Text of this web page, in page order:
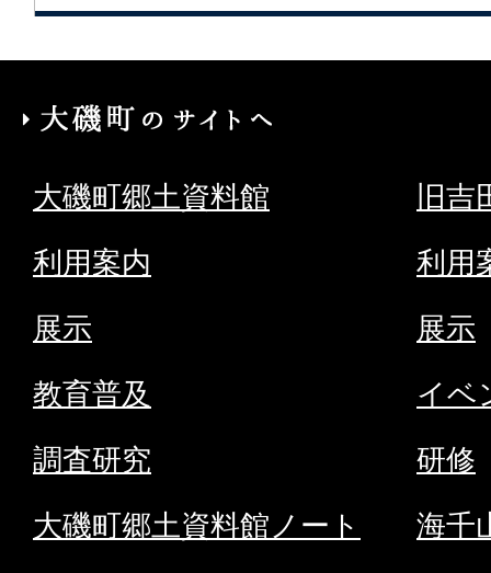
大
町
の
イ
ト
大磯町郷土資料館
利用案内
展示
教育普及
調査研究
大磯町郷土資料館ノート
旧吉
利用
展示
イベ
研修
海千